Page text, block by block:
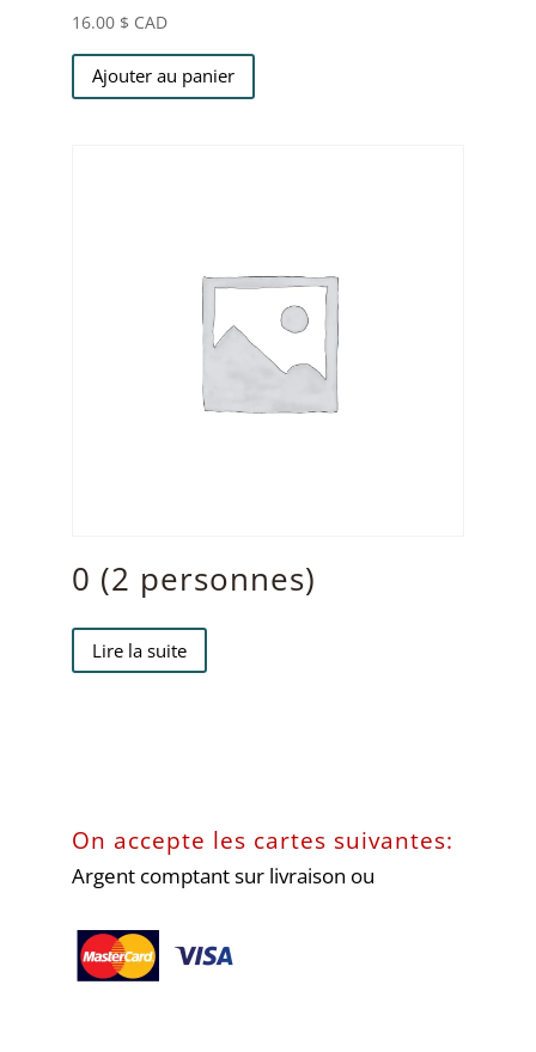
16.00 $ CAD
Ajouter au panier
0 (2 personnes)
Lire la suite
On accepte les cartes suivantes:
Argent comptant sur livraison ou